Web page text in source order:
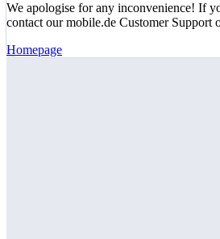
We apologise for any inconvenience! If
contact our mobile.de Customer Support
Homepage